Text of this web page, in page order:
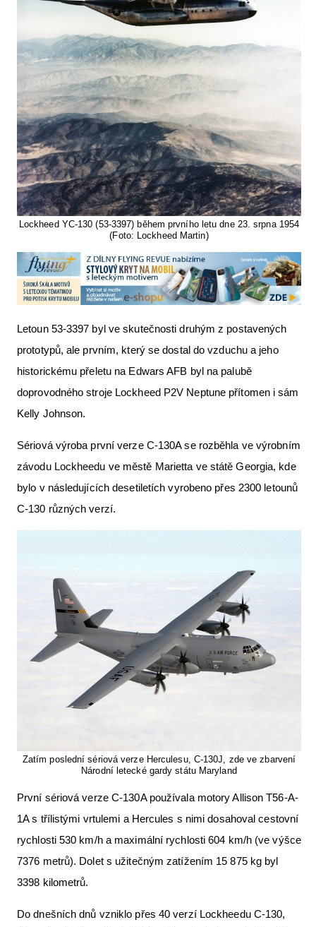
Lockheed YC-130 (53-3397) během prvního letu dne 23. srpna 1954
(Foto: Lockheed Martin)
Letoun 53-3397 byl ve skutečnosti druhým z postavených
prototypů, ale prvním, který se dostal do vzduchu a jeho
historickému přeletu na Edwars AFB byl na palubě
doprovodného stroje Lockheed P2V Neptune přítomen i sám
Kelly Johnson.
Sériová výroba první verze C-130A se rozběhla ve výrobním
závodu Lockheedu ve městě Marietta ve státě Georgia, kde
bylo v následujících desetiletích vyrobeno přes 2300 letounů
C-130 různých verzí.
Zatím poslední sériová verze Herculesu, C-130J, zde ve zbarvení
Národní letecké gardy státu Maryland
První sériová verze C-130A používala motory Allison T56-A-
1A s třílistými vrtulemi a Hercules s nimi dosahoval cestovní
rychlosti 530 km/h a maximální rychlosti 604 km/h (ve výšce
7376 metrů). Dolet s užitečným zatížením 15 875 kg byl
3398 kilometrů.
Do dnešních dnů vzniklo přes 40 verzí Lockheedu C-130,